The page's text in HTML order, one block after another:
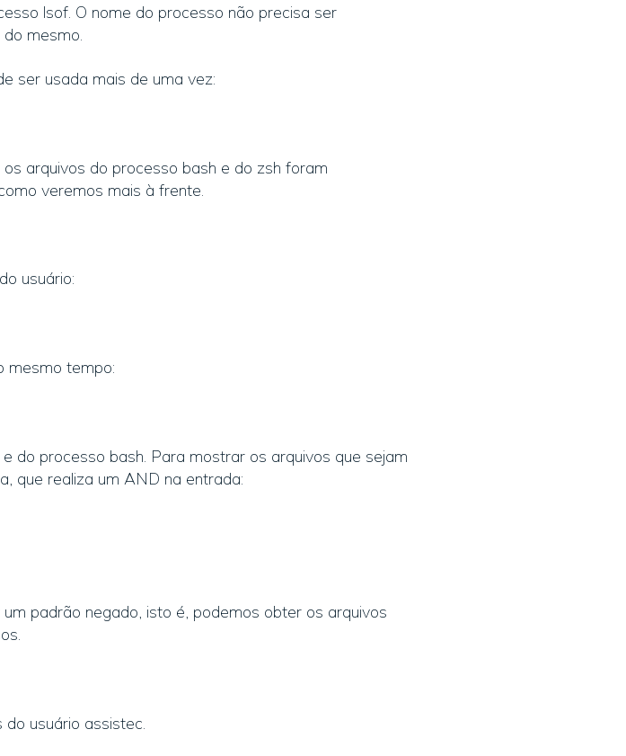
lsof. O nome do processo não precisa ser
mesmo.
ser usada mais de uma vez:
arquivos do processo bash e do zsh foram
veremos mais à frente.
usuário:
mesmo tempo:
do processo bash. Para mostrar os arquivos que sejam
que realiza um AND na entrada:
padrão negado, isto é, podemos obter os arquivos
usuário assistec.